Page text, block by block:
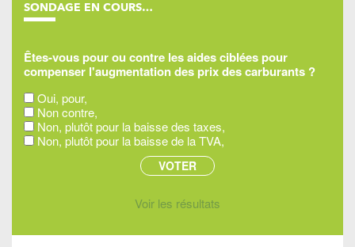
SONDAGE EN COURS…
Êtes-vous pour ou contre les aides ciblées pour
compenser l'augmentation des prix des carburants ?
Oui, pour,
Non contre,
Non, plutôt pour la baisse des taxes,
Non, plutôt pour la baisse de la TVA,
Voir les résultats